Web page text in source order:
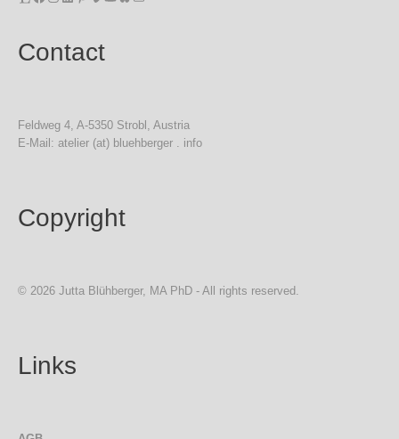
Contact
Feldweg 4, A-5350 Strobl, Austria
E-Mail: atelier (at) bluehberger . info
Copyright
© 2026 Jutta Blühberger, MA PhD - All rights reserved.
Links